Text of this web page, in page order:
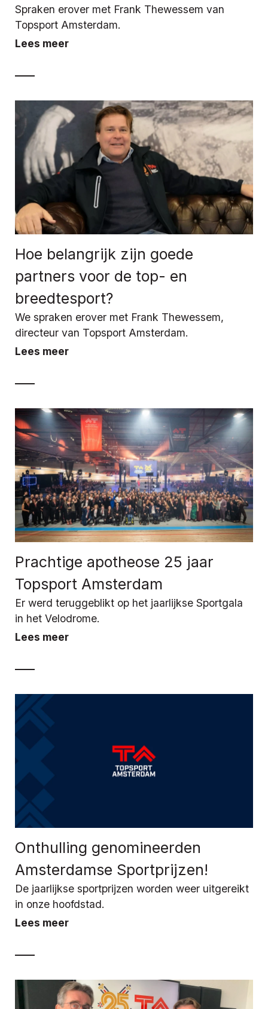
Spraken erover met Frank Thewessem van
Topsport Amsterdam.
Lees meer
Hoe belangrijk zijn goede
partners voor de top- en
breedtesport?
We spraken erover met Frank Thewessem,
directeur van Topsport Amsterdam.
Lees meer
Prachtige apotheose 25 jaar
Topsport Amsterdam
Er werd teruggeblikt op het jaarlijkse Sportgala
in het Velodrome.
Lees meer
Onthulling genomineerden
Amsterdamse Sportprijzen!
De jaarlijkse sportprijzen worden weer uitgereikt
in onze hoofdstad.
Lees meer